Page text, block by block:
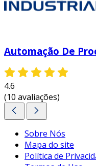
Automação De
4.6
(10 avaliações)
Sobre Nós
Mapa do site
Política de